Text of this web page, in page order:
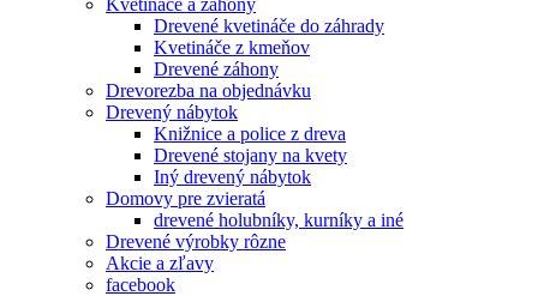
Drevené kvetináče do záhrady
Kvetináče z kmeňov
Drevené záhony
Drevorezba na objednávku
Drevený nábytok
Knižnice a police z dreva
Drevené stojany na kvety
Iný drevený nábytok
Domovy pre zvieratá
drevené holubníky, kurníky a iné
Drevené výrobky rôzne
Akcie a zľavy
facebook